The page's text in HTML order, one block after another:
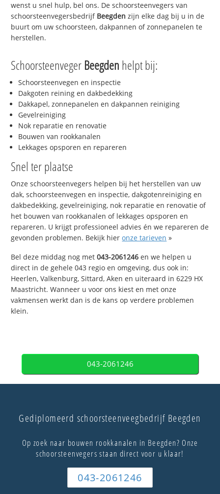
wenst u snel hulp, bel ons. De schoorsteenvegers van
schoorsteenvegersbedrijf Beegden zijn elke dag bij u in de
buurt om uw schoorsteen, dakpannen of zonnepanelen te
herstellen.
Schoorsteenveger Beegden helpt bij:
Schoorsteenvegen en inspectie
Dakgoten reining en dakbedekking
Dakkapel, zonnepanelen en dakpannen reiniging
Gevelreiniging
Nok reparatie en renovatie
Bouwen van rookkanalen
Lekkages opsporen en repareren
Snel ter plaatse
Onze schoorsteenvegers helpen bij het herstellen van uw
dak, schoorsteenvegen en inspectie, dakgotenreiniging en
dakbedekking, gevelreiniging, nok reparatie en renovatie of
het bouwen van rookkanalen of lekkages opsporen en
repareren. U krijgt professioneel advies én we repareren de
gevonden problemen. Bekijk hieronze tarieven »
Bel deze middag nog met043-2061246 en we helpen u
direct in de gehele 043 regio en omgeving, dus ook in:
Heerlen, Valkenburg, Sittard, Aken en uiteraard in 6229 HX
Maastricht. Wanneer u voor ons kiest en met onze
vakmensen werkt dan is de kans op verdere problemen
klein.
043-2061246
Gediplomeerd schoorsteenveegbedrijf Beegden
Op zoek naar bouwen rookkanalen in Beegden? Onze
schoorsteenvegers staan direct voor u klaar!
043-2061246